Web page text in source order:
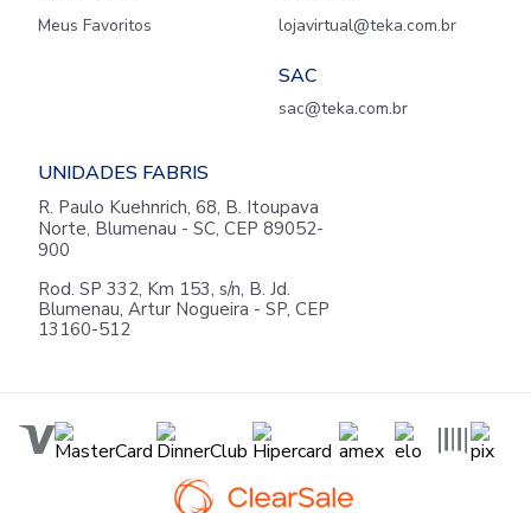
Meus Favoritos
lojavirtual@teka.com.br
SAC
sac@teka.com.br
UNIDADES FABRIS
R. Paulo Kuehnrich, 68, B. Itoupava
Norte, Blumenau - SC, CEP 89052-
900
Rod. SP 332, Km 153, s/n, B. Jd.
Blumenau, Artur Nogueira - SP, CEP
13160-512